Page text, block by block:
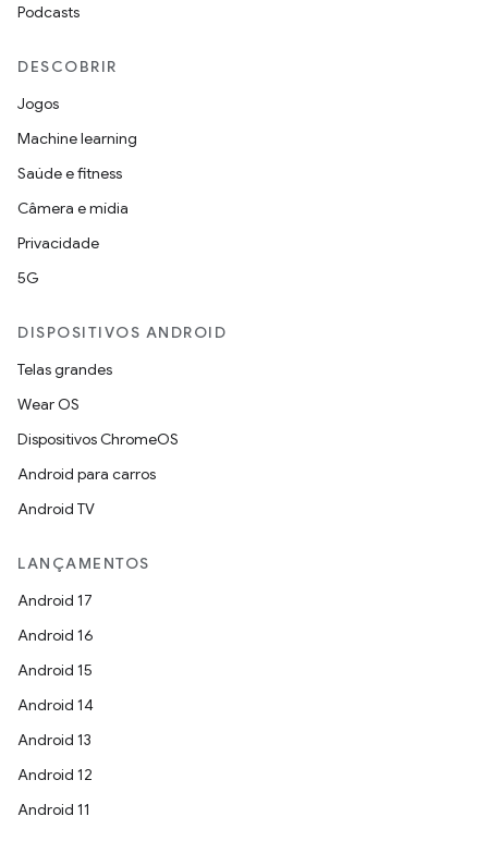
Podcasts
DESCOBRIR
Jogos
Machine learning
Saúde e fitness
Câmera e mídia
Privacidade
5G
DISPOSITIVOS ANDROID
Telas grandes
Wear OS
Dispositivos ChromeOS
Android para carros
Android TV
LANÇAMENTOS
Android 17
Android 16
Android 15
Android 14
Android 13
Android 12
Android 11